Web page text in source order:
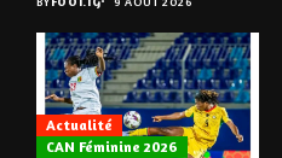
Actualité
CAN Féminine 2026